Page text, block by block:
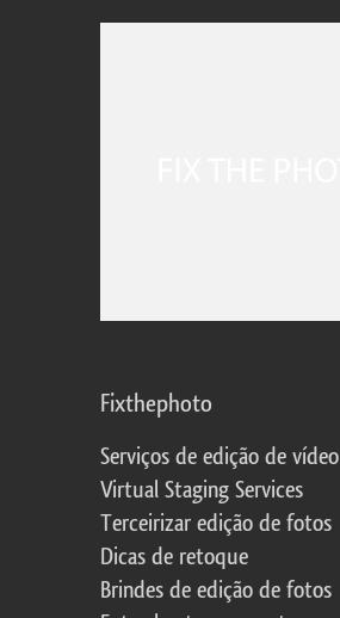
Fixthephoto
Serviços de edição de vídeo
Virtual Staging Services
Terceirizar edição de fotos
Dicas de retoque
Brindes de edição de fotos